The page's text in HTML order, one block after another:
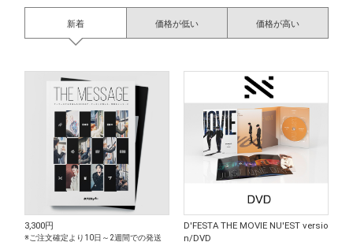
新着 価格が低い 価格が高い
3,300円
※ご注文確定より10日～2週間での発送
D'FESTA THE MOVIE NU'EST versio
n/DVD